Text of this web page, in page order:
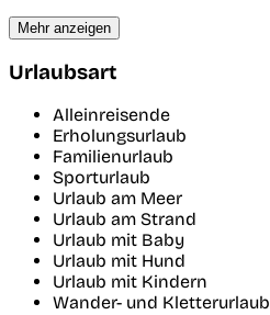
Mehr anzeigen
Urlaubsart
Alleinreisende
Erholungsurlaub
Familienurlaub
Sporturlaub
Urlaub am Meer
Urlaub am Strand
Urlaub mit Baby
Urlaub mit Hund
Urlaub mit Kindern
Wander- und Kletterurlaub